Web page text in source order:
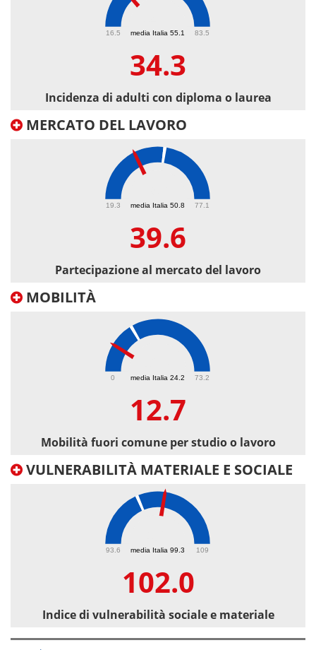
media Italia 55.1
16.5 83.5
34.3
Incidenza di adulti con diploma o laurea
MERCATO DEL LAVORO
media Italia 50.8
19.3 77.1
39.6
Partecipazione al mercato del lavoro
MOBILITÀ
media Italia 24.2
0 73.2
12.7
Mobilità fuori comune per studio o lavoro
VULNERABILITÀ MATERIALE E SOCIALE
media Italia 99.3
93.6 109
102.0
Indice di vulnerabilità sociale e materiale